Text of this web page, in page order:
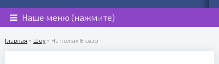
Наше меню (нажмите)
Главная » Шоу » На ножах 8 сезон